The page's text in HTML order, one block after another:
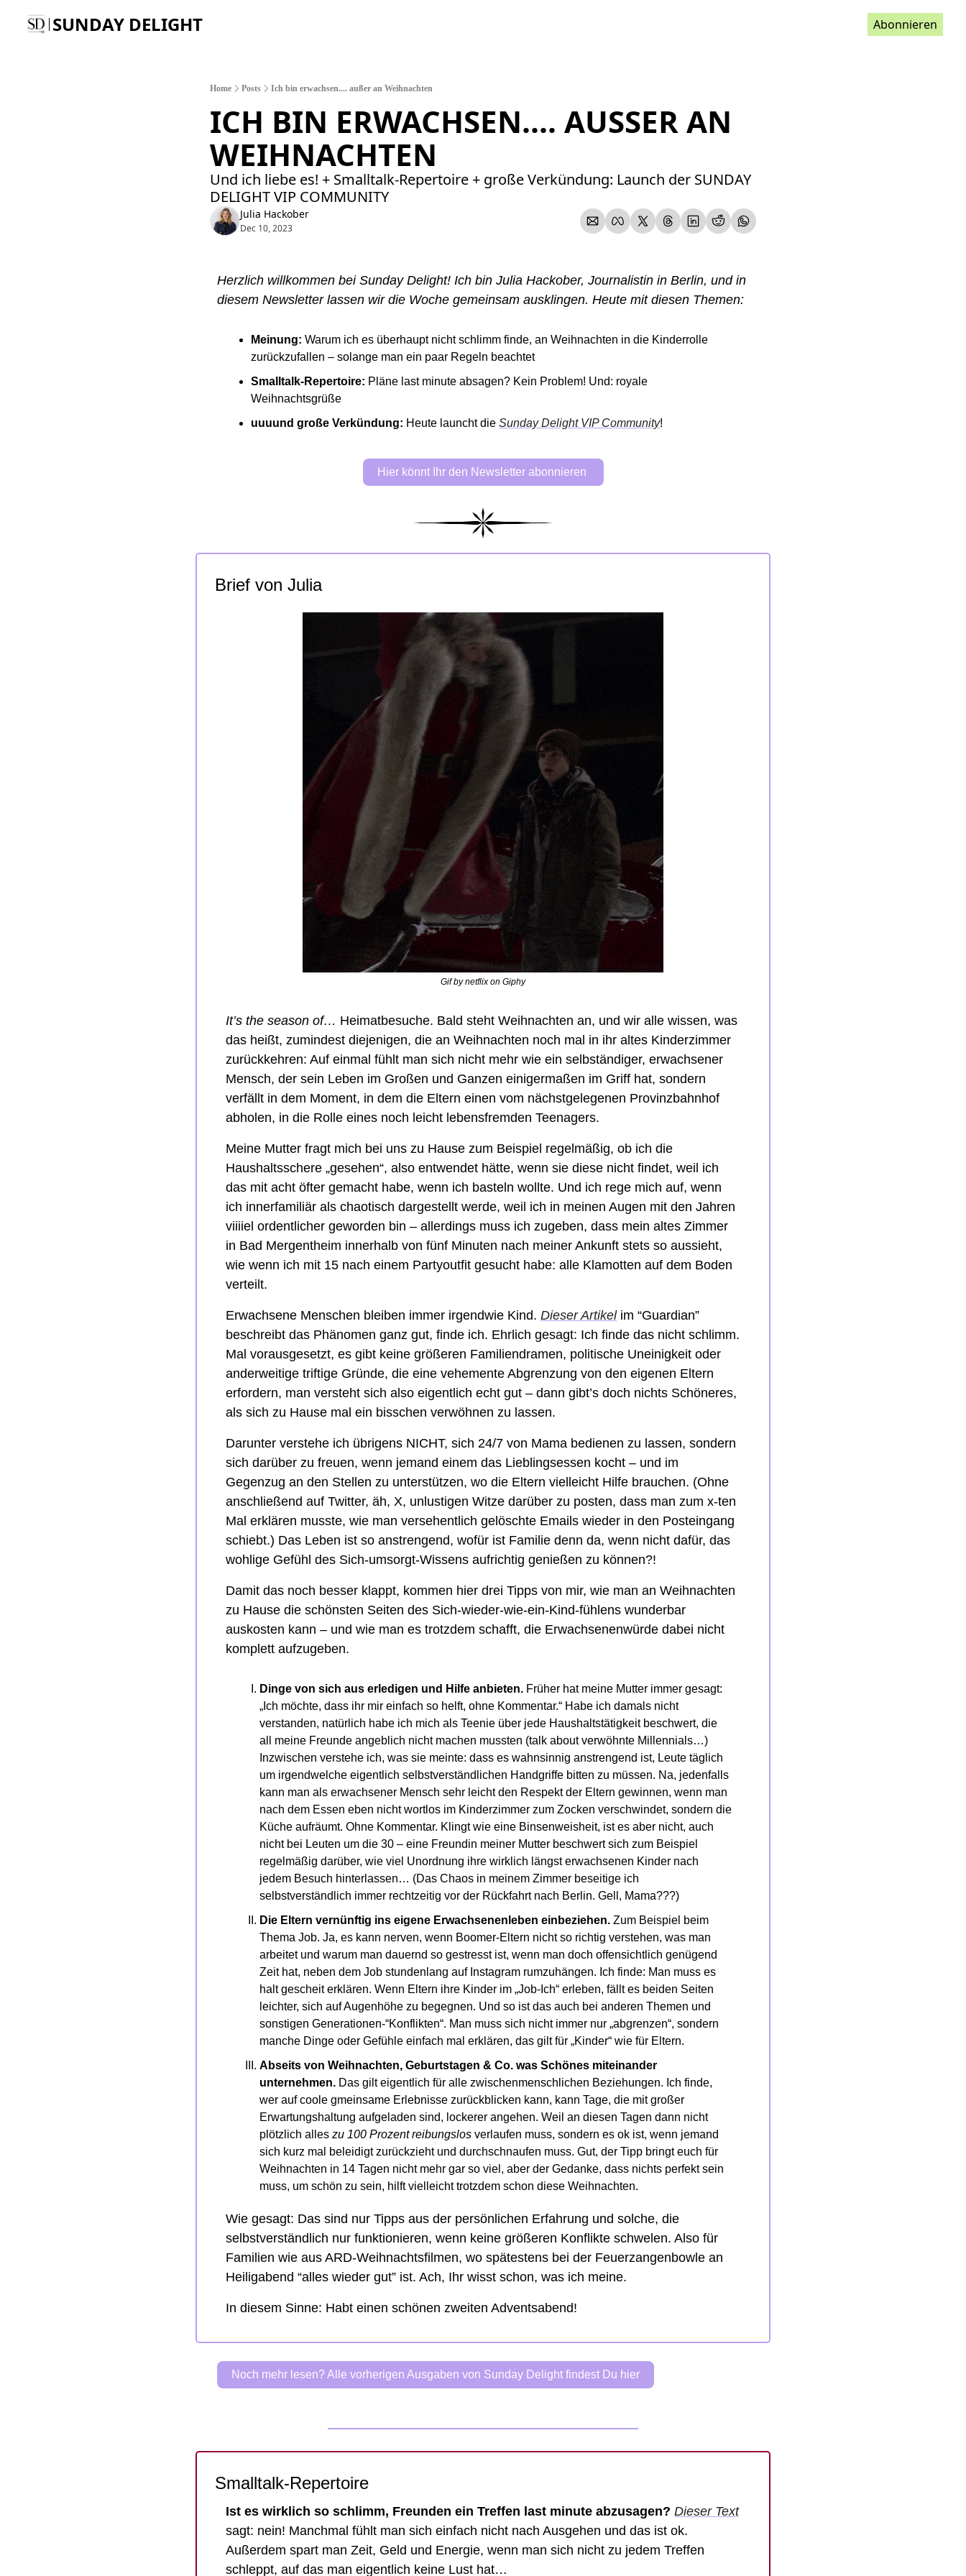
SUNDAY DELIGHT Abonnieren
Home Posts Ich bin erwachsen.... außer an Weihnachten
ICH BIN ERWACHSEN.... AUSSER AN W
EIHNACHTEN
Und ich liebe es! + Smalltalk-Repertoire + große Verkündung: Launch der SUNDAY
DELIGHT VIP COMMUNITY
Julia Hackober
Dec 10, 2023
Herzlich willkommen bei Sunday Delight! Ich bin Julia Hackober, Journalistin in Berlin, und in
diesem Newsletter lassen wir die Woche gemeinsam ausklingen. Heute mit diesen Themen:
Meinung: Warum ich es überhaupt nicht schlimm finde, an Weihnachten in die Kinderrolle
zurückzufallen – solange man ein paar Regeln beachtet
Smalltalk-Repertoire: Pläne last minute absagen? Kein Problem! Und: royale
Weihnachtsgrüße
uuuund große Verkündung: Heute launcht die Sunday Delight VIP Community!
Hier könnt Ihr den Newsletter abonnieren
Brief von Julia
Gif by netflix on Giphy
It’s the season of… Heimatbesuche. Bald steht Weihnachten an, und wir alle wissen, was
das heißt, zumindest diejenigen, die an Weihnachten noch mal in ihr altes Kinderzimmer
zurückkehren: Auf einmal fühlt man sich nicht mehr wie ein selbständiger, erwachsener
Mensch, der sein Leben im Großen und Ganzen einigermaßen im Griff hat, sondern
verfällt in dem Moment, in dem die Eltern einen vom nächstgelegenen Provinzbahnhof
abholen, in die Rolle eines noch leicht lebensfremden Teenagers.
Meine Mutter fragt mich bei uns zu Hause zum Beispiel regelmäßig, ob ich die
Haushaltsschere „gesehen“, also entwendet hätte, wenn sie diese nicht findet, weil ich
das mit acht öfter gemacht habe, wenn ich basteln wollte. Und ich rege mich auf, wenn
ich innerfamiliär als chaotisch dargestellt werde, weil ich in meinen Augen mit den Jahren
viiiiel ordentlicher geworden bin – allerdings muss ich zugeben, dass mein altes Zimmer
in Bad Mergentheim innerhalb von fünf Minuten nach meiner Ankunft stets so aussieht,
wie wenn ich mit 15 nach einem Partyoutfit gesucht habe: alle Klamotten auf dem Boden
verteilt.
Erwachsene Menschen bleiben immer irgendwie Kind. Dieser Artikel im “Guardian”
beschreibt das Phänomen ganz gut, finde ich. Ehrlich gesagt: Ich finde das nicht schlimm.
Mal vorausgesetzt, es gibt keine größeren Familiendramen, politische Uneinigkeit oder
anderweitige triftige Gründe, die eine vehemente Abgrenzung von den eigenen Eltern
erfordern, man versteht sich also eigentlich echt gut – dann gibt’s doch nichts Schöneres,
als sich zu Hause mal ein bisschen verwöhnen zu lassen.
Darunter verstehe ich übrigens NICHT, sich 24/7 von Mama bedienen zu lassen, sondern
sich darüber zu freuen, wenn jemand einem das Lieblingsessen kocht – und im
Gegenzug an den Stellen zu unterstützen, wo die Eltern vielleicht Hilfe brauchen. (Ohne
anschließend auf Twitter, äh, X, unlustigen Witze darüber zu posten, dass man zum x-ten
Mal erklären musste, wie man versehentlich gelöschte Emails wieder in den Posteingang
schiebt.) Das Leben ist so anstrengend, wofür ist Familie denn da, wenn nicht dafür, das
wohlige Gefühl des Sich-umsorgt-Wissens aufrichtig genießen zu können?!
Damit das noch besser klappt, kommen hier drei Tipps von mir, wie man an Weihnachten
zu Hause die schönsten Seiten des Sich-wieder-wie-ein-Kind-fühlens wunderbar
auskosten kann – und wie man es trotzdem schafft, die Erwachsenenwürde dabei nicht
komplett aufzugeben.
Dinge von sich aus erledigen und Hilfe anbieten. Früher hat meine Mutter immer gesagt:
„Ich möchte, dass ihr mir einfach so helft, ohne Kommentar.“ Habe ich damals nicht
verstanden, natürlich habe ich mich als Teenie über jede Haushaltstätigkeit beschwert, die
all meine Freunde angeblich nicht machen mussten (talk about verwöhnte Millennials…)
Inzwischen verstehe ich, was sie meinte: dass es wahnsinnig anstrengend ist, Leute täglich
um irgendwelche eigentlich selbstverständlichen Handgriffe bitten zu müssen. Na, jedenfalls
kann man als erwachsener Mensch sehr leicht den Respekt der Eltern gewinnen, wenn man
nach dem Essen eben nicht wortlos im Kinderzimmer zum Zocken verschwindet, sondern die
Küche aufräumt. Ohne Kommentar. Klingt wie eine Binsenweisheit, ist es aber nicht, auch
nicht bei Leuten um die 30 – eine Freundin meiner Mutter beschwert sich zum Beispiel
regelmäßig darüber, wie viel Unordnung ihre wirklich längst erwachsenen Kinder nach
jedem Besuch hinterlassen… (Das Chaos in meinem Zimmer beseitige ich
selbstverständlich immer rechtzeitig vor der Rückfahrt nach Berlin. Gell, Mama???)
Die Eltern vernünftig ins eigene Erwachsenenleben einbeziehen. Zum Beispiel beim
Thema Job. Ja, es kann nerven, wenn Boomer-Eltern nicht so richtig verstehen, was man
arbeitet und warum man dauernd so gestresst ist, wenn man doch offensichtlich genügend
Zeit hat, neben dem Job stundenlang auf Instagram rumzuhängen. Ich finde: Man muss es
halt gescheit erklären. Wenn Eltern ihre Kinder im „Job-Ich“ erleben, fällt es beiden Seiten
leichter, sich auf Augenhöhe zu begegnen. Und so ist das auch bei anderen Themen und
sonstigen Generationen-“Konflikten“. Man muss sich nicht immer nur „abgrenzen“, sondern
manche Dinge oder Gefühle einfach mal erklären, das gilt für „Kinder“ wie für Eltern.
Abseits von Weihnachten, Geburtstagen & Co. was Schönes miteinander
unternehmen. Das gilt eigentlich für alle zwischenmenschlichen Beziehungen. Ich finde,
wer auf coole gmeinsame Erlebnisse zurückblicken kann, kann Tage, die mit großer
Erwartungshaltung aufgeladen sind, lockerer angehen. Weil an diesen Tagen dann nicht
plötzlich alles zu 100 Prozent reibungslos verlaufen muss, sondern es ok ist, wenn jemand
sich kurz mal beleidigt zurückzieht und durchschnaufen muss. Gut, der Tipp bringt euch für
Weihnachten in 14 Tagen nicht mehr gar so viel, aber der Gedanke, dass nichts perfekt sein
muss, um schön zu sein, hilft vielleicht trotzdem schon diese Weihnachten.
Wie gesagt: Das sind nur Tipps aus der persönlichen Erfahrung und solche, die
selbstverständlich nur funktionieren, wenn keine größeren Konflikte schwelen. Also für
Familien wie aus ARD-Weihnachtsfilmen, wo spätestens bei der Feuerzangenbowle an
Heiligabend “alles wieder gut” ist. Ach, Ihr wisst schon, was ich meine.
In diesem Sinne: Habt einen schönen zweiten Adventsabend!
Noch mehr lesen? Alle vorherigen Ausgaben von Sunday Delight findest Du hier
Smalltalk-Repertoire
Ist es wirklich so schlimm, Freunden ein Treffen last minute abzusagen? Dieser Text
sagt: nein! Manchmal fühlt man sich einfach nicht nach Ausgehen und das ist ok.
Außerdem spart man Zeit, Geld und Energie, wenn man sich nicht zu jedem Treffen
schleppt, auf das man eigentlich keine Lust hat…